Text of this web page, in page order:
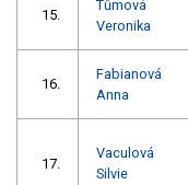
15.
Tůmová
Veronika
16.
Fabianová
Anna
17.
Vaculová
Silvie